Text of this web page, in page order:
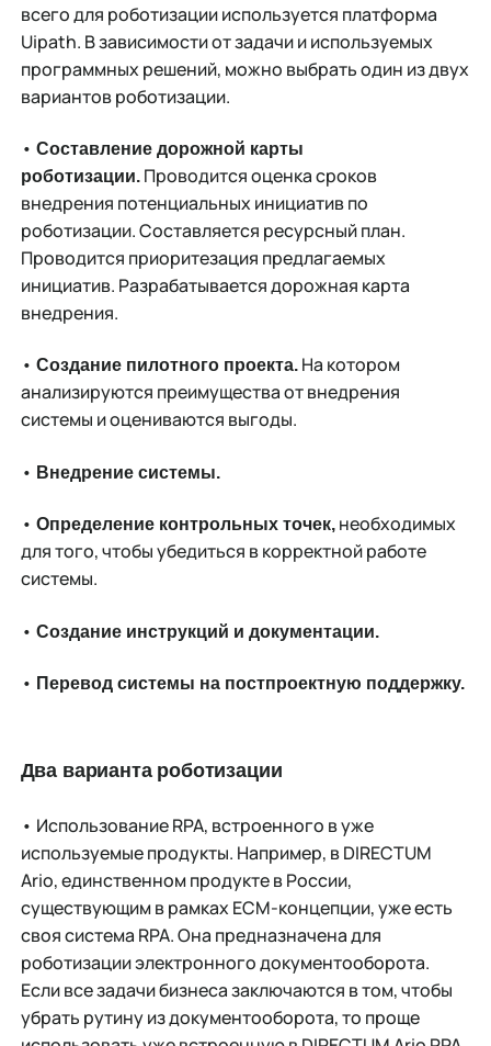
всего для роботизации используется платформа
Uipath. В зависимости от задачи и используемых
программных решений, можно выбрать один из двух
вариантов роботизации.
• Составление дорожной карты
роботизации.Проводится оценка сроков
внедрения потенциальных инициатив по
роботизации. Составляется ресурсный план.
Проводится приоритезация предлагаемых
инициатив. Разрабатывается дорожная карта
внедрения.
• Создание пилотного проекта.На котором
анализируются преимущества от внедрения
системы и оцениваются выгоды.
• Внедрение системы.
• Определение контрольных точек,необходимых
для того, чтобы убедиться в корректной работе
системы.
• Создание инструкций и документации.
• Перевод системы на постпроектную поддержку.
Два варианта роботизации
• Использование RPA, встроенного в уже
используемые продукты. Например, в DIRECTUМ
Ario, единственном продукте в России,
существующим в рамках ЕСМ-концепции, уже есть
своя система RPA. Она предназначена для
роботизации электронного документооборота.
Если все задачи бизнеса заключаются в том, чтобы
убрать рутину из документооборота, то проще